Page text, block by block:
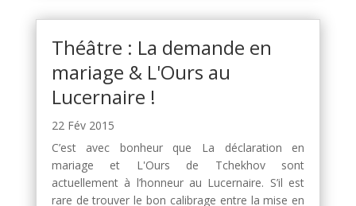
Théâtre : La demande en
mariage & L'Ours au
Lucernaire !
22 Fév 2015
C’est avec bonheur que La déclaration en
mariage et L'Ours de Tchekhov sont
actuellement à l’honneur au Lucernaire. S’il est
rare de trouver le bon calibrage entre la mise en